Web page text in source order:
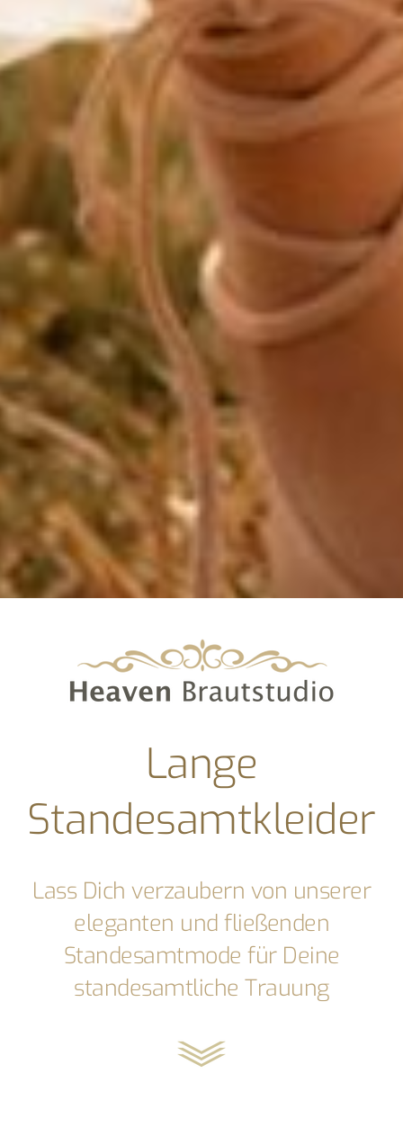
Lange
Standesamtkleider
Lass Dich verzaubern von unserer
eleganten und fließenden
Standesamtmode für Deine
standesamtliche Trauung